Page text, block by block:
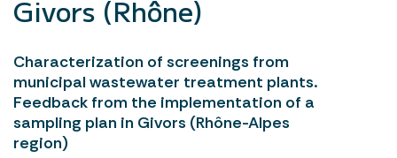
Givors (Rhône)
Characterization of screenings from
municipal wastewater treatment plants.
Feedback from the implementation of a
sampling plan in Givors (Rhône-Alpes
region)